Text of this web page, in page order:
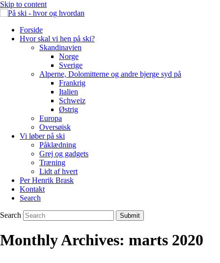
Skip to content
Forside
Hvor skal vi hen på ski?
Skandinavien
Norge
Sverige
Alperne, Dolomitterne og andre bjerge syd på
Frankrig
Italien
Schweiz
Østrig
Europa
Oversøisk
Vi løber på ski
Påklædning
Grej og gadgets
Træning
Lidt af hvert
Per Henrik Brask
Kontakt
Search
Search Submit
Monthly Archives: marts 2020